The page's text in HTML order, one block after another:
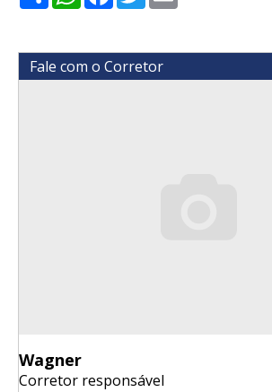
Fale com o Corretor
Wagner
Corretor responsável